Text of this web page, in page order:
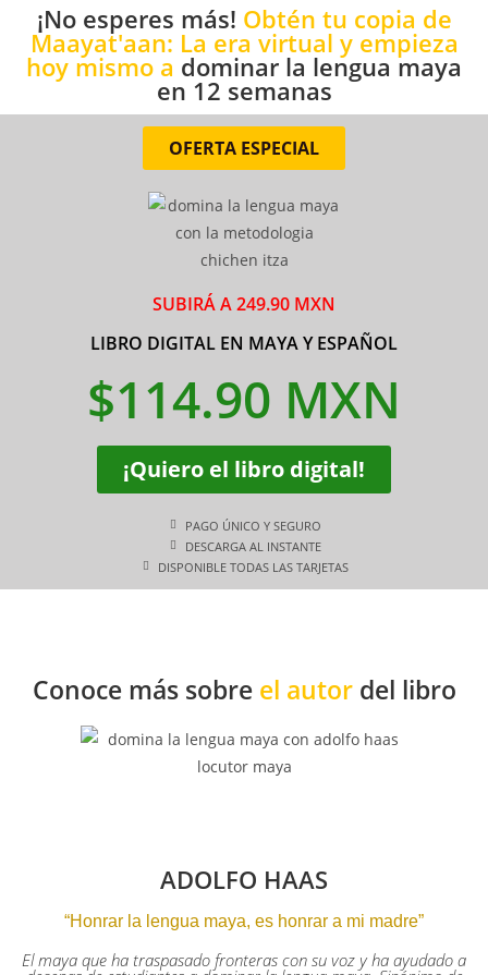
¡No esperes más! Obtén tu copia de
Maayat'aan: La era virtual y empieza
hoy mismo a dominar la lengua maya
en 12 semanas
OFERTA ESPECIAL
SUBIRÁ A 249.90 MXN
LIBRO DIGITAL EN MAYA Y ESPAÑOL
$114.90 MXN
¡Quiero el libro digital!
PAGO ÚNICO Y SEGURO
DESCARGA AL INSTANTE
DISPONIBLE TODAS LAS TARJETAS
Conoce más sobre el autordel libro
ADOLFO HAAS
“Honrar la lengua maya, es honrar a mi madre”
El maya que ha traspasado fronteras con su voz y ha ayudado a